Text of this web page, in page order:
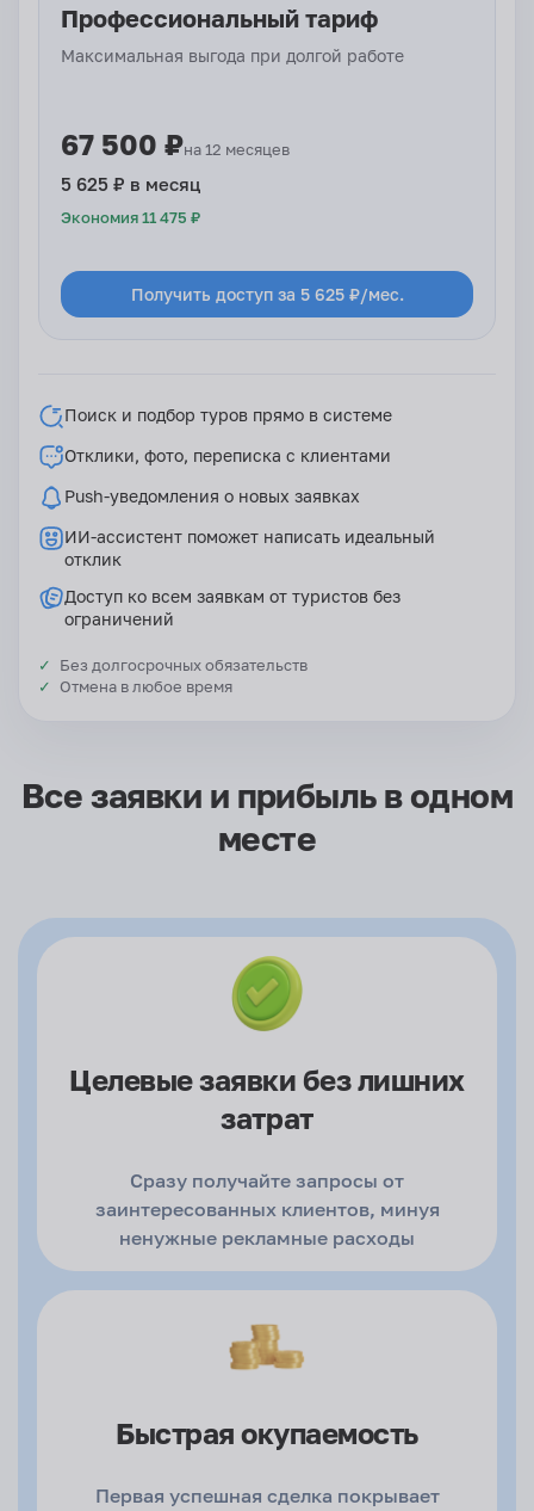
Профессиональный тариф
Максимальная выгода при долгой работе
67 500 ₽на 12 месяцев
5 625 ₽ в месяц
Экономия 11 475 ₽
Получить доступ за 5 625 ₽/мес.
Поиск и подбор туров прямо в системе
Отклики, фото, переписка с клиентами
Push-уведомления о новых заявках
ИИ-ассистент поможет написать идеальный
отклик
Доступ ко всем заявкам от туристов без
ограничений
Без долгосрочных обязательств
Отмена в любое время
Все заявки и прибыль в одном
месте
Целевые заявки без лишних
затрат
Сразу получайте запросы от
заинтересованных клиентов, минуя
ненужные рекламные расходы
Быстраяокупаемость
Первая успешная сделка покрывает